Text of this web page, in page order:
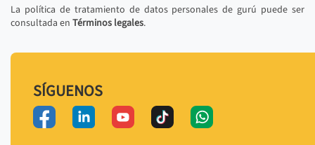
La política de tratamiento de datos personales de gurú puede ser
consultada en Términos legales.
SÍGUENOS